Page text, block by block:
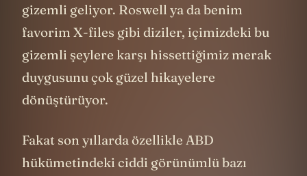
gizemli geliyor. Roswell ya da benim
favorim X-files gibi diziler, içimizdeki bu
gizemli şeylere karşı hissettiğimiz merak
duygusunu çok güzel hikayelere
dönüştürüyor.
Fakat son yıllarda özellikle ABD
hükümetindeki ciddi görünümlü bazı